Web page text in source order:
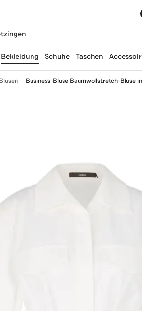
Bekleidung Schuhe Taschen
Business-Bluse Baumwollstretch-Bluse